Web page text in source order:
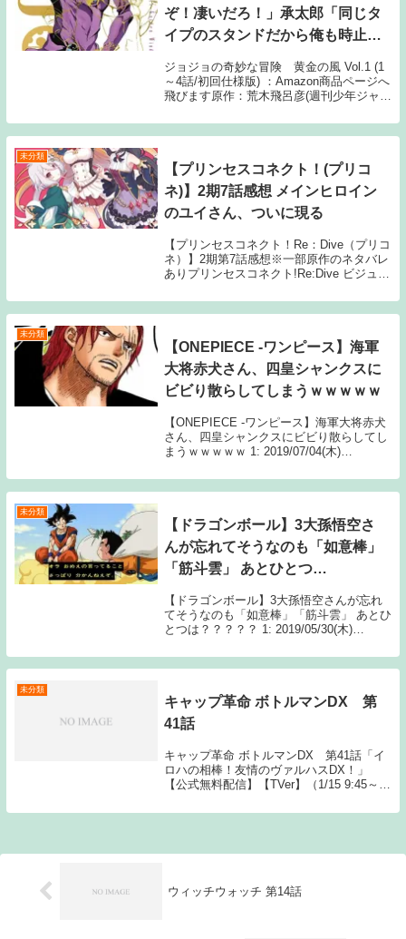
ぞ！凄いだろ！」承太郎「同じタ
イプのスタンドだから俺も時止め
ジョジョの奇妙な冒険 黄金の風 Vol.1 (1
～4話/初回仕様版) ：Amazon商品ページへ
飛びます原作：荒木飛呂彦(週刊少年ジャン
ィッドプロダクション1: 名無しさん いい
のか？ 2: 名無しさ...
未分類
【プリンセスコネクト！(プリコ
ネ)】2期7話感想 メインヒロイン
のユイさん、ついに現る
【プリンセスコネクト！Re：Dive（プリコ
ネ）】2期第7話感想※一部原作のネタバレ
ありプリンセスコネクト!Re:Dive ビジュア
びます出版：KADOKAWA 原作：
Cygames616: 2月2...
未分類
【ONEPIECE -ワンピース】海軍
大将赤犬さん、四皇シャンクスに
ビビり散らしてしまうｗｗｗｗｗ
【ONEPIECE -ワンピース】海軍大将赤犬
さん、四皇シャンクスにビビり散らしてし
まうｗｗｗｗｗ 1: 2019/07/04(木)
【ONEPIECE -ワンピース】海軍大将赤犬
さ...
未分類
【ドラゴンボール】3大孫悟空さ
んが忘れてそうなのも「如意棒」
「筋斗雲」 あとひとつ
【ドラゴンボール】3大孫悟空さんが忘れ
てそうなのも「如意棒」「筋斗雲」 あとひ
とつは？？？？？ 1: 2019/05/30(木)
ん速【ドラゴンボール】3大孫悟空さんが
忘れてそうな...
未分類
キャップ革命 ボトルマンDX 第
41話
キャップ革命 ボトルマンDX 第41話「イ
ロハの相棒！友情のヴァルハスDX！」
【公式無料配信】【TVer】（1/15 9:45～1
NEXT】 【Amazonプライム】 【dアニメ
ウィッチウォッチ 第14話